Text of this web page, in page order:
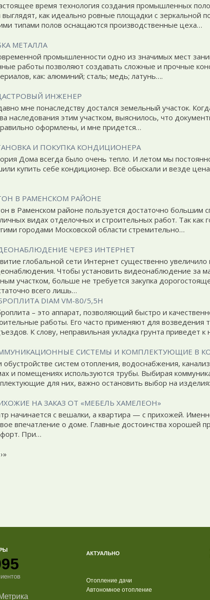
время технология создания промышленных
выглядят, как идеально ровные площадки с зеркальной
типами полов оснащаются производственные цеха…
МЕТАЛЛА
промышленности одно из значимых мест
работы позволяют создавать сложные и прочные
как: алюминий; сталь; медь; латунь….
ИНЖЕНЕР
мне понаследству достался земельный участок.
наследования этим участком, выяснилось, что
оформлены, и мне придется…
И ПОКУПКА КОНДИЦИОНЕРА
Дома всегда было очень тепло. И летом мы
купить себе кондиционер. Всё обыскали и везде
В РАМЕНСКОМ РАЙОНЕ
в Раменском районе пользуется достаточно большим
видах отделочных и строительных работ. Так как
городами Московской области стремительно…
ЧЕРЕЗ ИНТЕРНЕТ
глобальной сети Интернет существенно
Чтобы установить видеонаблюдение за
участком, больше не требуется закупка
всего лишь…
DIAM VM-80/5,5H
– это аппарат, позволяющий быстро и
работы. Его часто применяют для возведения
К слову, неправильная укладка грунта приведет
СИСТЕМЫ И КОМПЛЕКТУЮЩИЕ В
обустройстве систем отопления, водоснабжения,
и помещениях используются трубы. Выбирая
для них, важно остановить выбор на
НА ЗАКАЗ ОТ «МЕБЕЛЬ ХАМЕЛЕОН»
начинается с вешалки, а квартира — с прихожей.
впечатление о доме. Главные достоинства хорошей
При…
›»
АКТУАЛЬНО
Отопление дачи
Автономное отопление